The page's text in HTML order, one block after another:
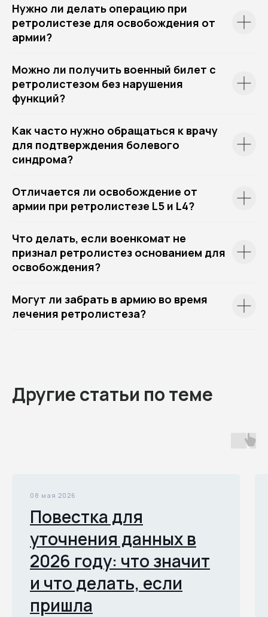
Нужно ли делать операцию при
ретролистезе для освобождения от
армии?
Можно ли получить военный билет с
ретролистезом без нарушения
функций?
Как часто нужно обращаться к врачу
для подтверждения болевого
синдрома?
Отличается ли освобождение от
армии при ретролистезе L5 и L4?
Что делать, если военкомат не
признал ретролистез основанием для
освобождения?
Могут ли забрать в армию во время
лечения ретролистеза?
Другие статьи по теме
08 мая 2026
Повестка для
уточнения данных в
2026 году: что значит
и что делать, если
пришла